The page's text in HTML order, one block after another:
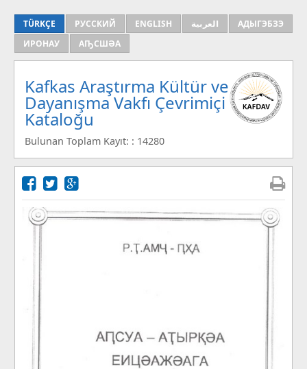
TÜRKÇE РУССКИЙ ENGLISH العربية
АДЫГЭБЗЭ
ИРОНАУ
АҦСШӘА
Kafkas Araştırma Kültür ve
Dayanışma Vakfı Çevrimiçi
Kataloğu
Bulunan Toplam Kayıt: : 14280